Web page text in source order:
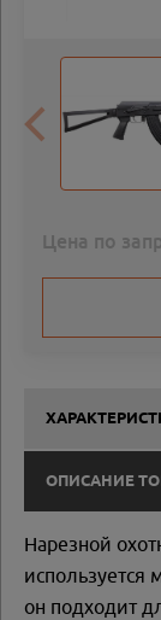
Цена по
ОПИСАНИЕ
Нарезной
он подходит